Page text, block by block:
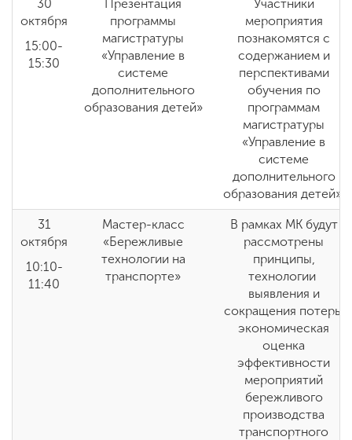
30
октября
15:00-
15:30
Презентация
программы
магистратуры
«Управление в
системе
дополнительного
образования детей»
Участники
мероприятия
познакомятся с
содержанием и
перспективами
обучения по
программам
магистратуры
«Управление в
системе
дополнительного
образования детей»
31
октября
10:10-
11:40
Мастер-класс
«Бережливые
технологии на
транспорте»
В рамках МК будут
рассмотрены
принципы,
технологии
выявления и
сокращения потерь,
экономическая
оценка
эффективности
мероприятий
бережливого
производства
транспортного